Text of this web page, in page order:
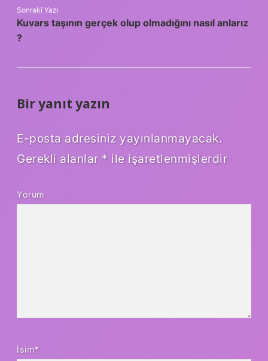
Sonraki Yazı
Kuvars taşının gerçek olup olmadığını nasıl anlarız
?
Bir yanıt yazın
E-posta adresiniz yayınlanmayacak.
Gerekli alanlar * ile işaretlenmişlerdir
Yorum
İsim*